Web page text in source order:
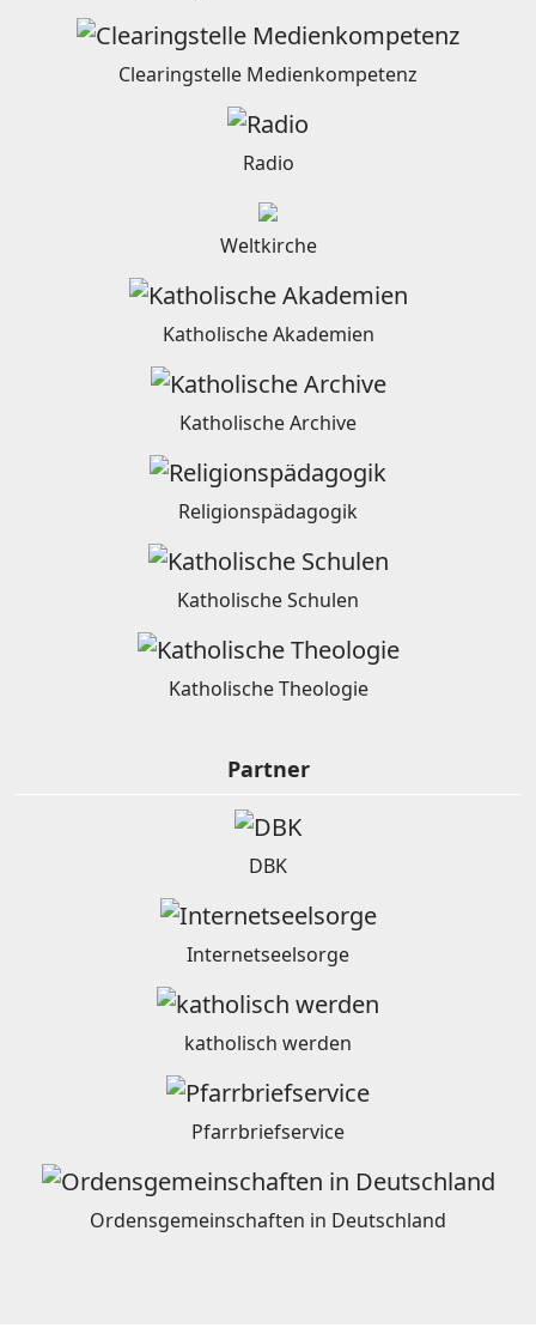
Clearingstelle Medienkompetenz
Radio
Weltkirche
Katholische Akademien
Katholische Archive
Religionspädagogik
Katholische Schulen
Katholische Theologie
Partner
DBK
Internetseelsorge
katholisch werden
Pfarrbriefservice
Ordensgemeinschaften in Deutschland